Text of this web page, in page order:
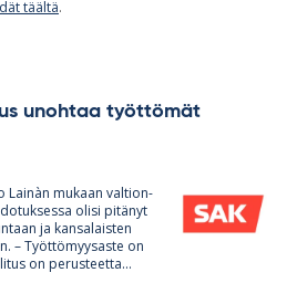
täältä.
unoh­taa työt­tö­mät
Lainàn mu­kaan val­tion­
olisi pi­tä­nyt
ja kan­sa­lais­ten
– Työt­tö­myy­saste on
on pe­rus­teetta...